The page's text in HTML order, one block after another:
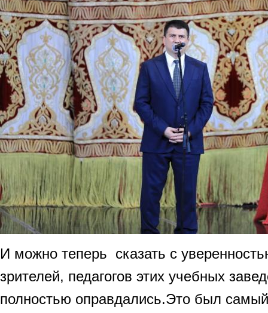
И можно теперь сказать с
зрителей, педагогов этих учебных
полностью оправдались.Это был